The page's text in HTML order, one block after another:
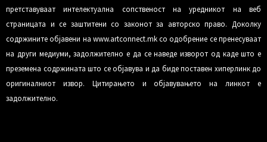
претставуваат интелектуална сопственост на уредникот на веб
страницата и се заштитени со законот за авторско право. Доколку
содржините објавени на www.artconnect.mk со одобрение се пренесуваат
на други медиуми, задолжително е да се наведе изворот од каде што е
преземена содржината што се објавува и да биде поставен хиперлинк до
оригиналниот извор. Цитирањето и објавувањето на линкот е
задолжително.